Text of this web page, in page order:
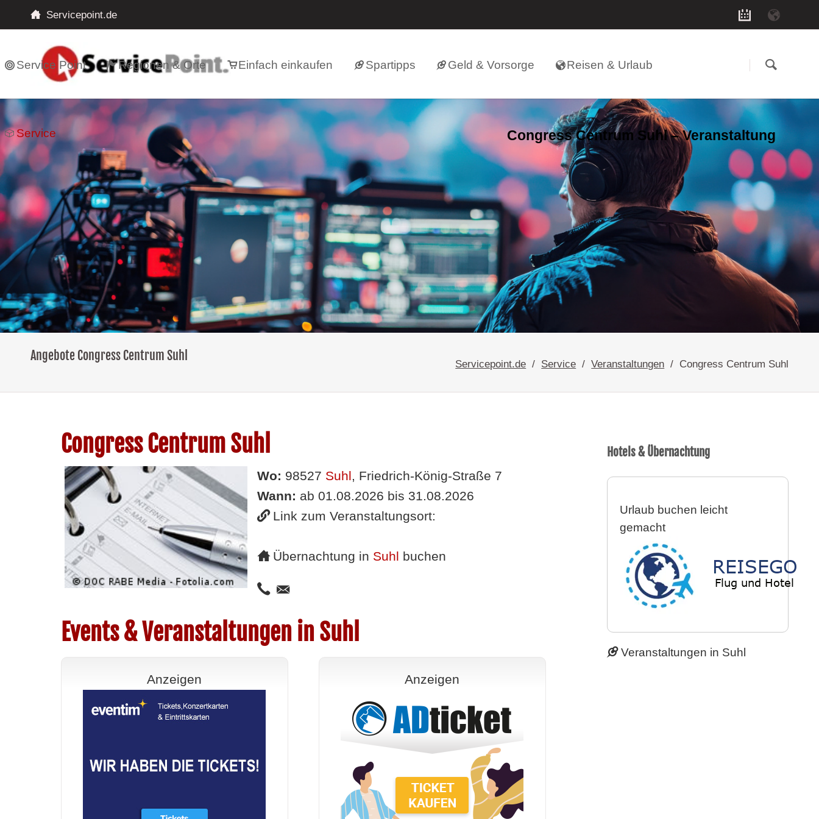
Servicepoint.de
Service Point Regionen & Orte Einfach einkaufen Spartipps Geld & Vorsorge Reisen & Urlaub
Service Congress Centrum Suhl – Veranstaltung
Angebote Congress Centrum Suhl
Servicepoint.de Service Veranstaltungen Congress Centrum Suhl
Congress Centrum Suhl
Wo: 98527 Suhl, Friedrich-König-Straße 7
Wann: ab 01.08.2026 bis 31.08.2026
Link zum Veranstaltungsort:
Übernachtung in Suhl buchen
Events & Veranstaltungen in Suhl
Anzeigen Anzeigen
Hotels & Übernachtung
Urlaub buchen leicht
gemacht
Veranstaltungen in Suhl